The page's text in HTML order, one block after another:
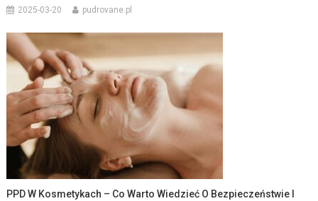
2025-03-20 pudrovane.pl
PPD W Kosmetykach – Co Warto Wiedzieć O Bezpieczeństwie I